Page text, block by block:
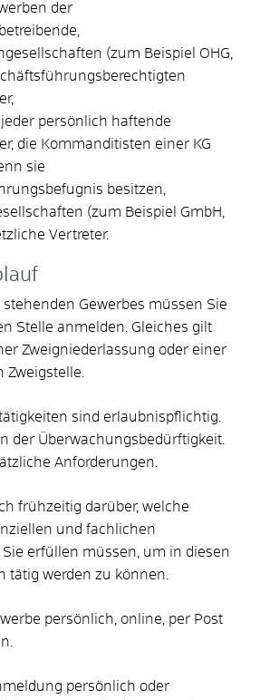
der
(zum Beispiel OHG,
jeder persönlich haftende
die Kommanditisten einer KG
sie
besitzen,
(zum Beispiel GmbH,
Vertreter.
Gewerbes müssen Sie
Stelle anmelden. Gleiches gilt
Zweigniederlassung oder einer
sind erlaubnispflichtig.
der Überwachungsbedürftigkeit.
Anforderungen.
frühzeitig darüber, welche
und fachlichen
erfüllen müssen, um in diesen
tätig werden zu können.
persönlich, online, per Post
persönlich oder